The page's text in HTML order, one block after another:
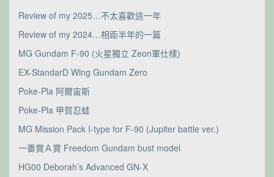
Review of my 2025…不太喜歡這一年
Review of my 2024…相距半年的一篇
MG Gundam F-90 (火星獨立 Zeon軍仕樣)
EX-StandarD Wing Gundam Zero
Poke-Pla 阿爾宙斯
Poke-Pla 甲賀忍蛙
MG Mission Pack I-type for F-90 (Jupiter battle ver.)
一番賞Ａ賞 Freedom Gundam bust model
HG00 Deborah’s Advanced GN-X